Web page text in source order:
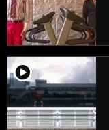
player2